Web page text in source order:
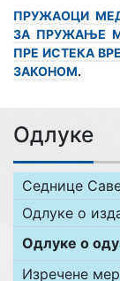
Одлуке
Седнице
Одлуке о
Одлуке о
Изречене
ПРУЖАОЦИ
ЗА ПРУЖАЊЕ
ПРЕ ИСТЕКА
ЗАКОНОМ.